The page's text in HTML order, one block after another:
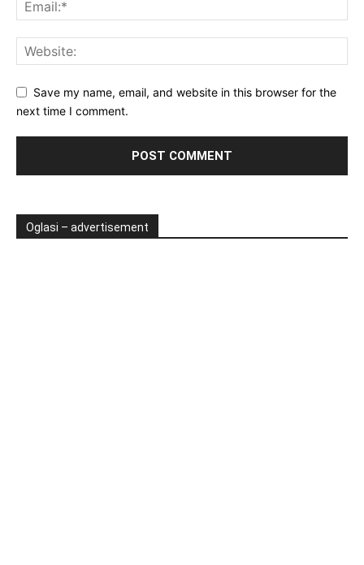
Save my name, email, and website in this browser for the
next time I comment.
Oglasi – advertisement